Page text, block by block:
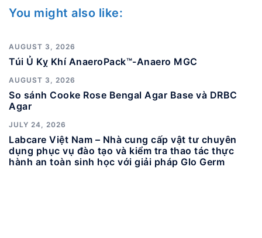
You might also like:
AUGUST 3, 2026
Túi Ủ Kỵ Khí AnaeroPack™-Anaero MGC
AUGUST 3, 2026
So sánh Cooke Rose Bengal Agar Base và DRBC
Agar
JULY 24, 2026
Labcare Việt Nam – Nhà cung cấp vật tư chuyên
dụng phục vụ đào tạo và kiểm tra thao tác thực
hành an toàn sinh học với giải pháp Glo Germ